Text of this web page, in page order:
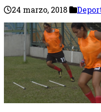
24 marzo, 2018